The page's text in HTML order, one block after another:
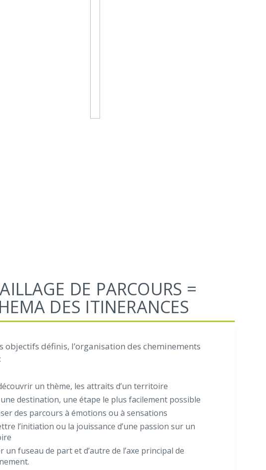
DE PARCOURS =
DES ITINERANCES
objectifs définis, l’organisation des cheminements
un thème, les attraits d’un territoire
destination, une étape le plus facilement possible
des parcours à émotions ou à sensations
l’initiation ou la jouissance d’une passion sur un
un fuseau de part et d’autre de l’axe principal de